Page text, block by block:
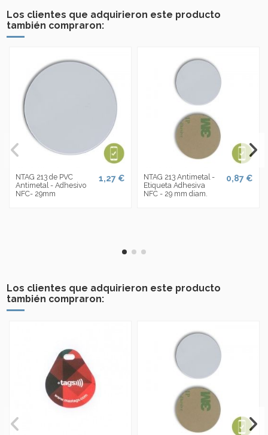
Los clientes que adquirieron este producto
también compraron:
NTAG 213 de PVC
Antimetal - Adhesivo
NFC- 29mm
1,27 €
NTAG 213 Antimetal -
Etiqueta Adhesiva
NFC - 29 mm diam.
0,87 €
Los clientes que adquirieron este producto
también compraron: